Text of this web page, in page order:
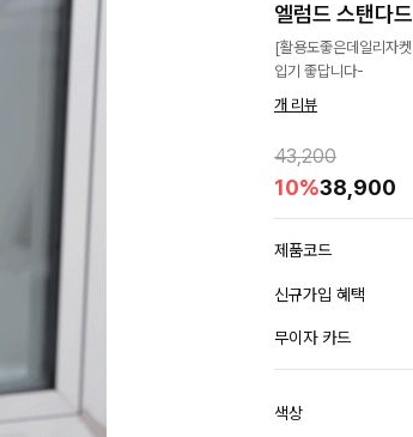
엘럼드 스탠다
[활용도좋은데일리자
입기 좋답니다-
개 리뷰
43,200
10%38,900
제품코드
신규가입 혜택
무이자 카드
색상